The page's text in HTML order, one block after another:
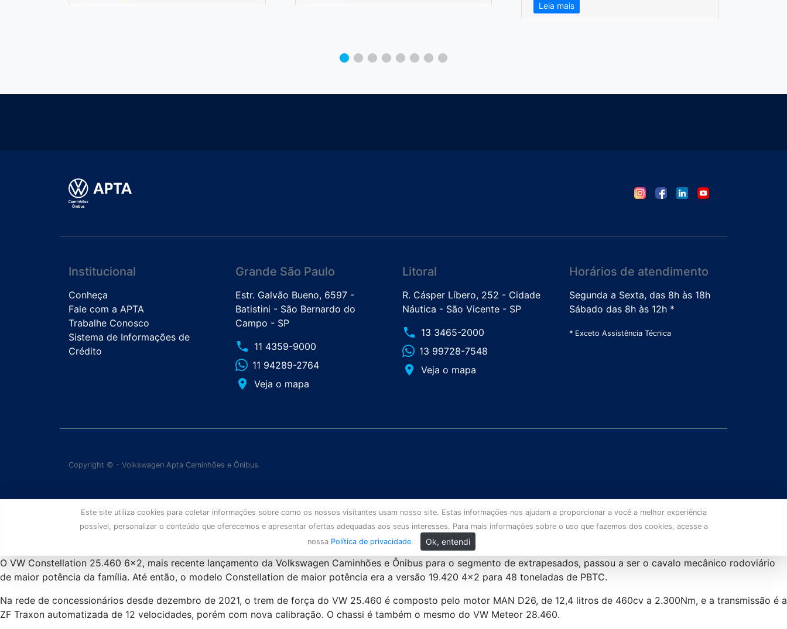
Leia mais
Institucional
Conheça
Fale com a APTA
Trabalhe Conosco
Sistema de Informações de
Crédito
Grande São Paulo
Estr. Galvão Bueno, 6597 -
Batistini - São Bernardo do
Campo - SP
phone 11 4359-9000
11 94289-2764
place Veja o mapa
Litoral
R. Cásper Líbero, 252 - Cidade
Náutica - São Vicente - SP
phone 13 3465-2000
13 99728-7548
place Veja o mapa
Horários de atendimento
Segunda a Sexta, das 8h às 18h
Sábado das 8h às 12h *
* Exceto Assistência Técnica
Copyright © - Volkswagen Apta Caminhões e Ônibus.
Este site utiliza cookies para coletar informações sobre como os nossos visitantes usam nosso site. Estas informações nos ajudam a proporcionar a você a melhor experiência
possível, personalizar o conteúdo que oferecemos e apresentar ofertas adequadas aos seus interesses. Para mais informações sobre o uso que fazemos dos cookies, acesse a
nossa Política de privacidade. Ok, entendi
O VW Constellation 25.460 6×2, mais recente lançamento da Volkswagen Caminhões e Ônibus para o segmento de extrapesados, passou a ser o cavalo mecânico rodoviário
de maior potência da família. Até então, o modelo Constellation de maior potência era a versão 19.420 4×2 para 48 toneladas de PBTC.
Na rede de concessionários desde dezembro de 2021, o trem de força do VW 25.460 é composto pelo motor MAN D26, de 12,4 litros de 460cv a 2.300Nm, e a transmissão é a
ZF Traxon automatizada de 12 velocidades, porém com nova calibração. O chassi é também o mesmo do VW Meteor 28.460.